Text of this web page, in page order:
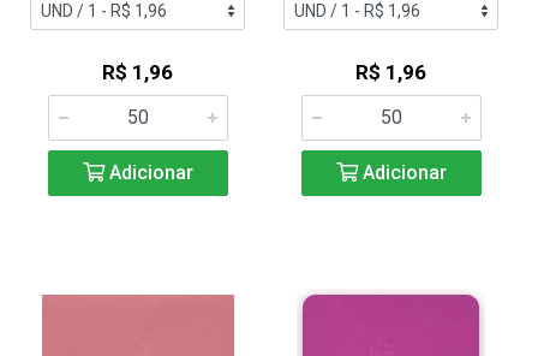
R$ 1,96
Adicionar
R$ 1,96
Adicionar